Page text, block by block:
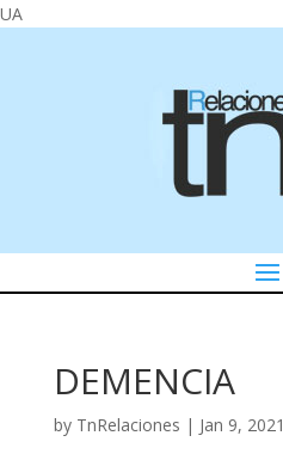
UA
DEMENCIA
by TnRelaciones | Jan 9, 2021